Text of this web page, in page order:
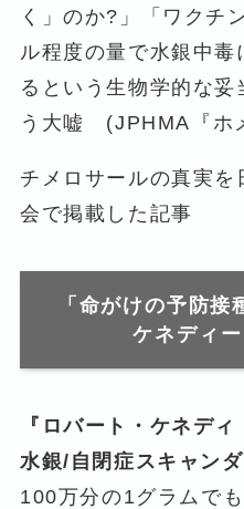
く」のか?」「ワクチ
ル程度の量で水銀中
るという生物学的な
う大嘘 (JPHMA『ホ
チメロサールの真実
会で掲載した記事
「命がけの予防
ケネディ
『ロバート・ケネデ
水銀/自閉症スキャン
100万分の1グラムで